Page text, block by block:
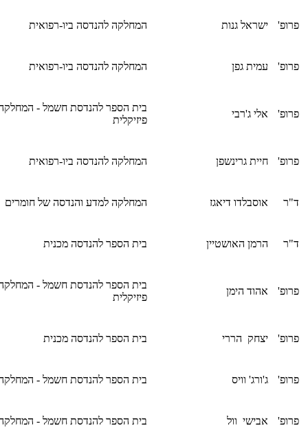
פרופ' ישראל גנות המחלקה להנדסה ביו-רפואית
פרופ' עמית גפן המחלקה להנדסה ביו-רפואית
פרופ' אלי ג'רבי
בית הספר להנדסת חשמל -
פיזיקלית
פרופ' חיית גרינשפן המחלקה להנדסה ביו-רפואית
ד"ר אוסבלדו דיאגז המחלקה למדע והנדסה של חומרים
ד"ר הרמן האושטיין בית הספר להנדסה מכנית
פרופ' אהוד הימן
בית הספר להנדסת חשמל -
פיזיקלית
פרופ' יצחק הררי בית הספר להנדסה מכנית
פרופ' ג'ורג' וויס בית הספר להנדסת חשמל -
פרופ' אבישי וול בית הספר להנדסת חשמל -